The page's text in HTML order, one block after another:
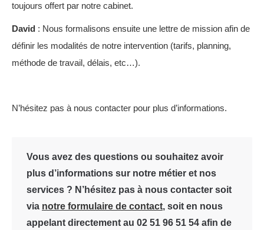
toujours offert par notre cabinet.
David : Nous formalisons ensuite une lettre de mission afin de
définir les modalités de notre intervention (tarifs, planning,
méthode de travail, délais, etc…).
N’hésitez pas à nous contacter pour plus d’informations.
Vous avez des questions ou souhaitez avoir
plus d’informations sur notre métier et nos
services ? N’hésitez pas à nous contacter soit
via notre formulaire de contact, soit en nous
appelant directement au 02 51 96 51 54 afin de